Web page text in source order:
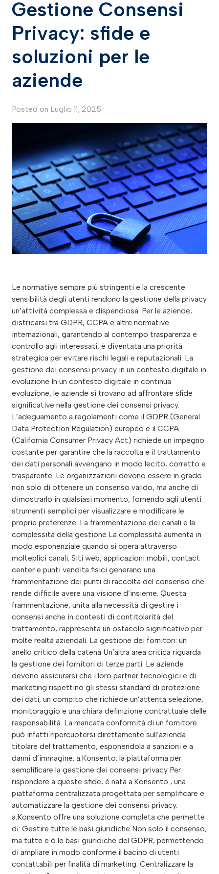
Gestione Consensi
Privacy: sfide e
soluzioni per le
aziende
Posted on Luglio 11, 2025
Le normative sempre più stringenti e la crescente
sensibilità degli utenti rendono la gestione della privacy
un’attività complessa e dispendiosa. Per le aziende,
districarsi tra GDPR, CCPA e altre normative
internazionali, garantendo al contempo trasparenza e
controllo agli interessati, è diventata una priorità
strategica per evitare rischi legali e reputazionali. La
gestione dei consensi privacy in un contesto digitale in
evoluzione In un contesto digitale in continua
evoluzione, le aziende si trovano ad affrontare sfide
significative nella gestione dei consensi privacy.
L’adeguamento a regolamenti come il GDPR (General
Data Protection Regulation) europeo e il CCPA
(California Consumer Privacy Act) richiede un impegno
costante per garantire che la raccolta e il trattamento
dei dati personali avvengano in modo lecito, corretto e
trasparente. Le organizzazioni devono essere in grado
non solo di ottenere un consenso valido, ma anche di
dimostrarlo in qualsiasi momento, fornendo agli utenti
strumenti semplici per visualizzare e modificare le
proprie preferenze. La frammentazione dei canali e la
complessità della gestione La complessità aumenta in
modo esponenziale quando si opera attraverso
molteplici canali. Siti web, applicazioni mobili, contact
center e punti vendita fisici generano una
frammentazione dei punti di raccolta del consenso che
rende difficile avere una visione d’insieme. Questa
frammentazione, unita alla necessità di gestire i
consensi anche in contesti di contitolarità del
trattamento, rappresenta un ostacolo significativo per
molte realtà aziendali. La gestione dei fornitori: un
anello critico della catena Un’altra area critica riguarda
la gestione dei fornitori di terze parti. Le aziende
devono assicurarsi che i loro partner tecnologici e di
marketing rispettino gli stessi standard di protezione
dei dati, un compito che richiede un’attenta selezione,
monitoraggio e una chiara definizione contrattuale delle
responsabilità. La mancata conformità di un fornitore
può infatti ripercuotersi direttamente sull’azienda
titolare del trattamento, esponendola a sanzioni e a
danni d’immagine. a.Konsento: la piattaforma per
semplificare la gestione dei consensi privacy Per
rispondere a queste sfide, è nata a.Konsento , una
piattaforma centralizzata progettata per semplificare e
automatizzare la gestione dei consensi privacy.
a.Konsento offre una soluzione completa che permette
di: Gestire tutte le basi giuridiche Non solo il consenso,
ma tutte e 6 le basi giuridiche del GDPR, permettendo
di ampliare in modo conforme il bacino di utenti
contattabili per finalità di marketing. Centralizzare la